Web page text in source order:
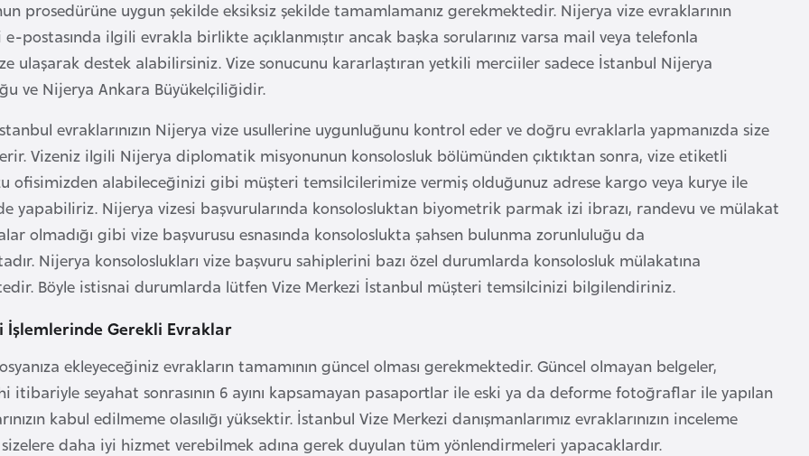
prosedürüne uygun şekilde eksiksiz şekilde tamamlamanız gerekmektedir. Nijerya vize evraklarının
postasında ilgili evrakla birlikte açıklanmıştır ancak başka sorularınız varsa mail veya telefonla
ulaşarak destek alabilirsiniz. Vize sonucunu kararlaştıran yetkili merciiler sadece İstanbul Nijerya
ve Nijerya Ankara Büyükelçiliğidir.
evraklarınızın Nijerya vize usullerine uygunluğunu kontrol eder ve doğru evraklarla yapmanızda size
Vizeniz ilgili Nijerya diplomatik misyonunun konsolosluk bölümünden çıktıktan sonra, vize etiketli
ofisimizden alabileceğinizi gibi müşteri temsilcilerimize vermiş olduğunuz adrese kargo veya kurye ile
yapabiliriz. Nijerya vizesi başvurularında konsolosluktan biyometrik parmak izi ibrazı, randevu ve mülakat
olmadığı gibi vize başvurusu esnasında konsoloslukta şahsen bulunma zorunluluğu da
Nijerya konsoloslukları vize başvuru sahiplerini bazı özel durumlarda konsolosluk mülakatına
Böyle istisnai durumlarda lütfen Vize Merkezi İstanbul müşteri temsilcinizi bilgilendiriniz.
İşlemlerinde Gerekli Evraklar
ekleyeceğiniz evrakların tamamının güncel olması gerekmektedir. Güncel olmayan belgeler,
itibariyle seyahat sonrasının 6 ayını kapsamayan pasaportlar ile eski ya da deforme fotoğraflar ile yapılan
kabul edilmeme olasılığı yüksektir. İstanbul Vize Merkezi danışmanlarımız evraklarınızın inceleme
sizelere daha iyi hizmet verebilmek adına gerek duyulan tüm yönlendirmeleri yapacaklardır.